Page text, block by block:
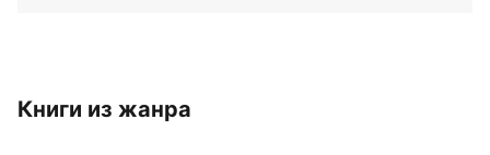
Книги из жанра